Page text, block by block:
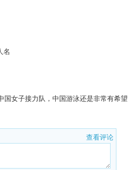
名
女子接力队，中国游泳还是非常有希望
查看评论